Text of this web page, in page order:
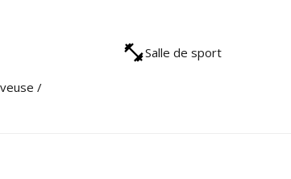
Salle de sport
/